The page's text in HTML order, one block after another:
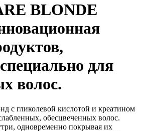
BLONDE
для
волос.
с гликолевой кислотой и креатином
обесцвеченных волос.
одновременно покрывая их